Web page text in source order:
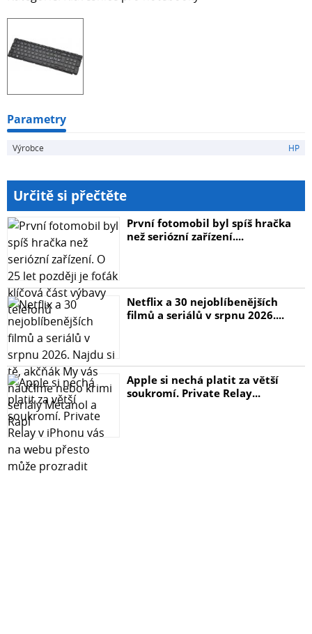
Parametry
Výrobce HP
Určitě si přečtěte
První fotomobil byl spíš hračka
než seriózní zařízení....
Netflix a 30 nejoblíbenějších
filmů a seriálů v srpnu 2026....
Apple si nechá platit za větší
soukromí. Private Relay...